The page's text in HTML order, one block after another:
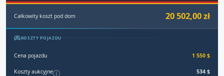
Całkowity koszt pod dom 20 502,00 zł
KOSZTY POJAZDU
Cena pojazdu 1 550 $
Koszty aukcyjne 534 $